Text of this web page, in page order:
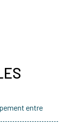
entre